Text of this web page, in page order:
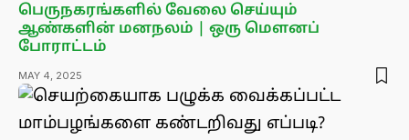
பெருநகரங்களில் வேலை செய்யும்
ஆண்களின் மனநலம் | ஒரு மௌனப்
போராட்டம்
MAY 4, 2025